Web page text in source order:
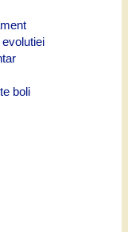
boli